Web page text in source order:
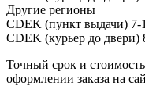
Другие регионы
CDEK (пункт выдачи) 7-
CDEK (курьер до двери)
Точный срок и
оформлении заказа на